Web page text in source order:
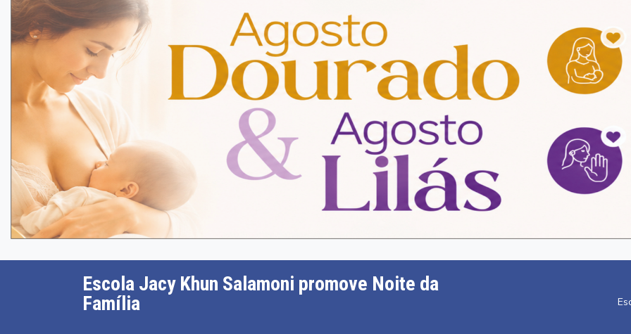
Escola Jacy Khun Salamoni promove Noite da
Família